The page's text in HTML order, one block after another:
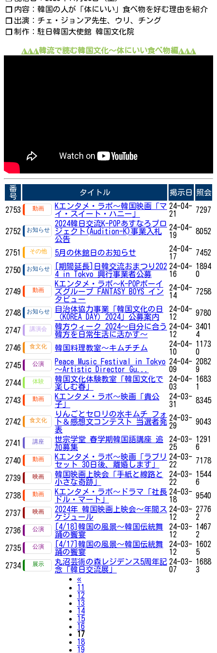
❐ 内容：韓国の人が「体にいい」食べ物を好む理由を紹介
❐ 出演：チェ・ジョンア先生、ウリ、チング
❐ 制作：駐日韓国大使館 韓国文化院
◮◮◮韓流で読む韓国文化〜体にいい食べ物編◮◮◮
番
号
タイトル 掲示日 照会
2753
Kエンタメ・ラボ～韓国映画「マ
イ・スイート・ハニー」
24-04-
21
7297
2752
2024韓日交流K-POPあすなろプロ
ジェクト(Audition-K)事業入札
公告
24-04-
19
8052
2751 5月の休館日のお知らせ
24-04-
17
7452
2750
[期間延長]日韓交流おまつり202
4 in Tokyo 興行事業者公募
24-04-
16
1894
0
2749
Kエンタメ・ラボ～K-POPボーイ
ズグループ FANTASY BOYS イン
タビュー
24-04-
14
7258
2748
自治体協力事業「韓国文化の日
（KOREA DAY）2024」公募案内
24-04-
12
9780
2747
韓方ウィーク 2024～自分に合う
韓方を日常生活に活かす～
24-04-
12
3401
4
2746
韓国料理教室～キムチチム
24-04-
10
1173
0
2745
Peace Music Festival in Tokyo
～Artistic Director Gu...
24-04-
09
2082
9
2744
韓国文化体験教室「韓国文化で
楽しむ春」
24-04-
03
1683
1
2743
Kエンタメ・ラボ～映画「貴公
子」
24-03-
31
8345
2742
りんごとセロリの水キムチ フォ
ト＆感想文コンテスト 当選者発
表
24-03-
29
9043
2741
世宗学堂 春学期韓国語講座 追
加募集
24-03-
25
1291
6
2740
Kエンタメ・ラボ～映画「ラブリ
セット 30日後、離婚します」
24-03-
22
7178
2739
韓国映画上映会「手紙と線路と
小さな奇跡」
24-03-
22
1544
6
2738
Kエンタメ・ラボ～ドラマ「社長
ドル・マート」
24-03-
18
9540
2737
2024年 韓国映画上映会～年間ス
ケジュール
24-03-
12
2776
2
2736
[4/18]韓国の風景～韓国伝統舞
踊の饗宴
24-03-
12
1467
2
2735
[4/17]韓国の風景～韓国伝統舞
踊の饗宴
24-03-
12
1602
5
2734
丸沼芸術の森レジデンス5周年記
念「韓日交流展」
24-03-
07
1688
3
«Previous
11
12
13
14
15
16
17
18
19